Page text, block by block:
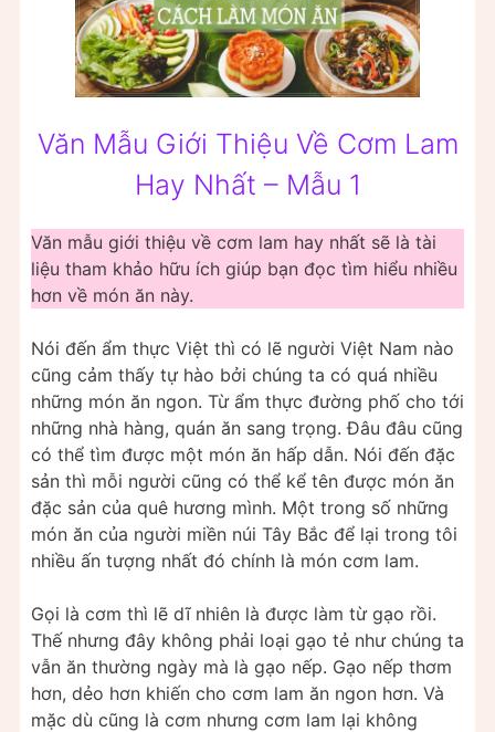
Văn Mẫu Giới Thiệu Về Cơm Lam
Hay Nhất – Mẫu 1
Văn mẫu giới thiệu về cơm lam hay nhất sẽ là tài
liệu tham khảo hữu ích giúp bạn đọc tìm hiểu nhiều
hơn về món ăn này.
Nói đến ẩm thực Việt thì có lẽ người Việt Nam nào
cũng cảm thấy tự hào bởi chúng ta có quá nhiều
những món ăn ngon. Từ ẩm thực đường phố cho tới
những nhà hàng, quán ăn sang trọng. Đâu đâu cũng
có thể tìm được một món ăn hấp dẫn. Nói đến đặc
sản thì mỗi người cũng có thể kể tên được món ăn
đặc sản của quê hương mình. Một trong số những
món ăn của người miền núi Tây Bắc để lại trong tôi
nhiều ấn tượng nhất đó chính là món cơm lam.
Gọi là cơm thì lẽ dĩ nhiên là được làm từ gạo rồi.
Thế nhưng đây không phải loại gạo tẻ như chúng ta
vẫn ăn thường ngày mà là gạo nếp. Gạo nếp thơm
hơn, dẻo hơn khiến cho cơm lam ăn ngon hơn. Và
mặc dù cũng là cơm nhưng cơm lam lại không